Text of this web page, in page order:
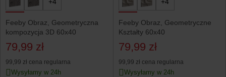
Feeby Obraz, Geometryczna
kompozycja 3D 60x40
79,99 zł
99,99 zł cena regularna
Wysyłamy w 24h
Feeby Obraz, Geometryczne
Kształty 60x40
79,99 zł
99,99 zł cena regularna
Wysyłamy w 24h